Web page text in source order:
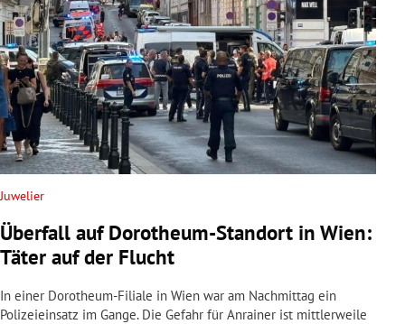
Untermenü
Untermenü
Untermenü
Juwelier
Überfall auf Dorotheum-Standort in Wien:
Täter auf der Flucht
In einer Dorotheum-Filiale in Wien war am Nachmittag ein
Polizeieinsatz im Gange. Die Gefahr für Anrainer ist mittlerweile